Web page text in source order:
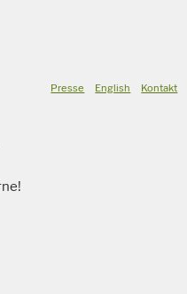
Presse English Kontakt